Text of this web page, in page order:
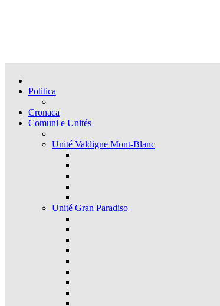
Politica
Cronaca
Comuni e Unités
Unité Valdigne Mont-Blanc
Unité Gran Paradiso